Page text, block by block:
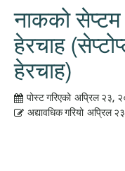
नाकको सेप्टम
हेरचाह
हेरचाह)
पोस्ट गरिएको अप्रिल २३,
अद्यावधिक गरियो अप्रिल